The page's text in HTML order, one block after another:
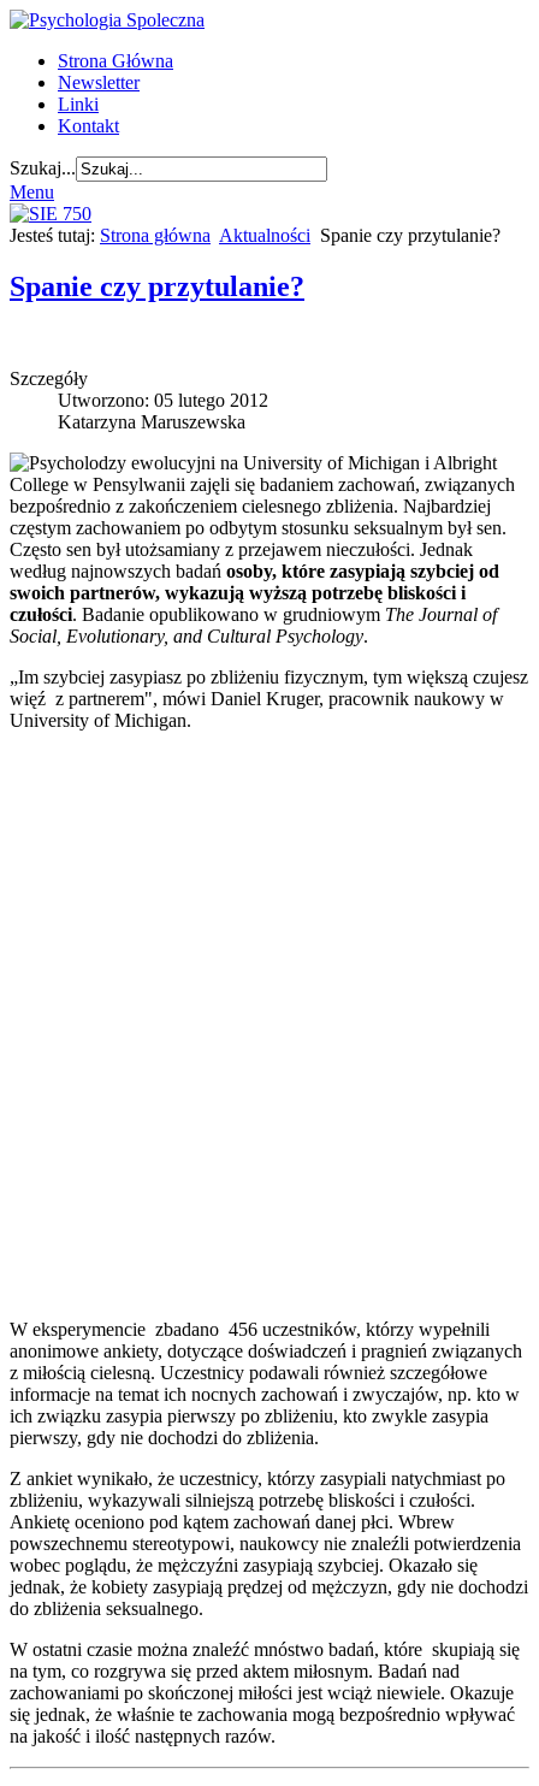
Strona Główna
Newsletter
Linki
Kontakt
Szukaj...
Menu
Jesteś tutaj: Strona główna Aktualności Spanie czy przytulanie?
Spanie czy przytulanie?
Szczegóły
Utworzono: 05 lutego 2012
Katarzyna Maruszewska
Psycholodzy ewolucyjni na University of Michigan i Albright
College w Pensylwanii zajęli się badaniem zachowań, związanych
bezpośrednio z zakończeniem cielesnego zbliżenia. Najbardziej
częstym zachowaniem po odbytym stosunku seksualnym był sen.
Często sen był utożsamiany z przejawem nieczułości. Jednak
według najnowszych badań osoby, które zasypiają szybciej od
swoich partnerów, wykazują wyższą potrzebę bliskości i
czułości. Badanie opublikowano w grudniowym The Journal of
Social, Evolutionary, and Cultural Psychology.
„Im szybciej zasypiasz po zbliżeniu fizycznym, tym większą czujesz
więź z partnerem", mówi Daniel Kruger, pracownik naukowy w
University of Michigan.
W eksperymencie zbadano 456 uczestników, którzy wypełnili
anonimowe ankiety, dotyczące doświadczeń i pragnień związanych
z miłością cielesną. Uczestnicy podawali również szczegółowe
informacje na temat ich nocnych zachowań i zwyczajów, np. kto w
ich związku zasypia pierwszy po zbliżeniu, kto zwykle zasypia
pierwszy, gdy nie dochodzi do zbliżenia.
Z ankiet wynikało, że uczestnicy, którzy zasypiali natychmiast po
zbliżeniu, wykazywali silniejszą potrzebę bliskości i czułości.
Ankietę oceniono pod kątem zachowań danej płci. Wbrew
powszechnemu stereotypowi, naukowcy nie znaleźli potwierdzenia
wobec poglądu, że mężczyźni zasypiają szybciej. Okazało się
jednak, że kobiety zasypiają prędzej od mężczyzn, gdy nie dochodzi
do zbliżenia seksualnego.
W ostatni czasie można znaleźć mnóstwo badań, które skupiają się
na tym, co rozgrywa się przed aktem miłosnym. Badań nad
zachowaniami po skończonej miłości jest wciąż niewiele. Okazuje
się jednak, że właśnie te zachowania mogą bezpośrednio wpływać
na jakość i ilość następnych razów.